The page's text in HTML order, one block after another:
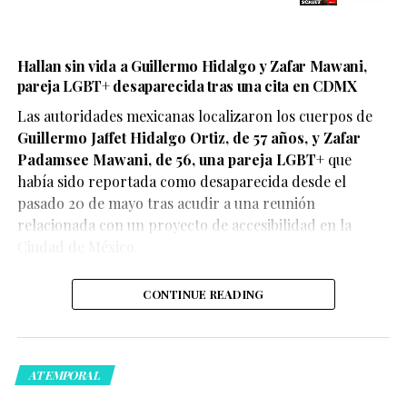
De acuerdo con el testimonio compartido por la pareja,
ambos se encontraban disfrutando de un momento de
afecto cuando fueron abordados por elementos de
seguridad, quienes les habrían advertido que debían
Hallan sin vida a Guillermo Hidalgo y Zafar Mawani,
pareja LGBT+ desaparecida tras una cita en CDMX
Las autoridades mexicanas localizaron los cuerpos de
Guillermo Jaffet Hidalgo Ortiz, de 57 años, y Zafar
Padamsee Mawani, de 56, una pareja LGBT+que
había sido reportada como desaparecida desde el
pasado 20 de mayo tras acudir a una reunión
relacionada con un proyecto de accesibilidad en la
CONTINUE READING
ATEMPORAL